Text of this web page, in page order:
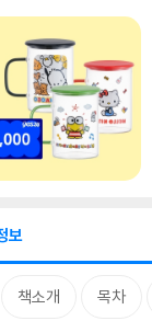
보
책소개 목차